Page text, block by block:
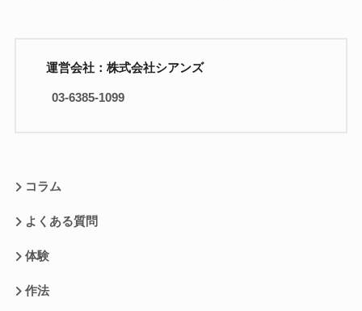
運営会社：株式会社シアンズ
03-6385-1099
コラム
よくある質問
体験
作法